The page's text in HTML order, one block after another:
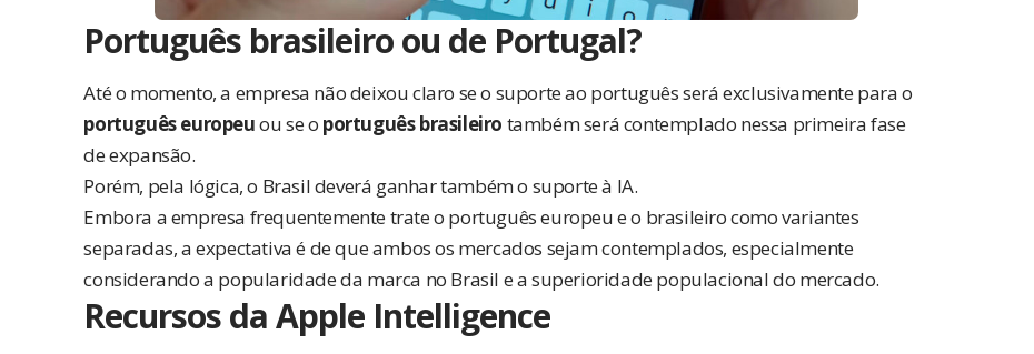
Português brasileiro ou de Portugal?
Até o momento, a empresa não deixou claro se o suporte ao português será exclusivamente para o
português europeuou se o português brasileiro também será contemplado nessa primeira fase
de expansão.
Porém, pela lógica, o Brasil deverá ganhar também o suporte à IA.
Embora a empresa frequentemente trate o português europeu e o brasileiro como variantes
separadas, a expectativa é de que ambos os mercados sejam contemplados, especialmente
considerando a popularidade da marca no Brasil e a superioridade populacional do mercado.
Recursos da Apple Intelligence